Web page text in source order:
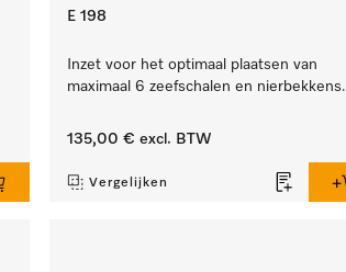
E 198
Inzet voor het optimaal plaatsen van
maximaal 6 zeefschalen en nierbekkens.
135,00 € excl. BTW
Vergelijken